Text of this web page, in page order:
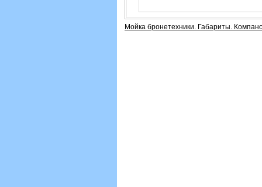
Мойка бронетехники. Габариты.